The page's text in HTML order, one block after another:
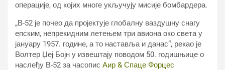
операције, од којих многе укључују мисије бомбардера.
„В-52 је почео да пројектује глобалну ваздушну снагу
епским, непрекидним летењем три авиона око света у
јануару 1957. године, а то наставља и данас“, рекао је
Волтер Џеј Бојн у извештају поводом 50. годишњице о
наслеђу В-52 за часопис Аир & Спаце Форцес